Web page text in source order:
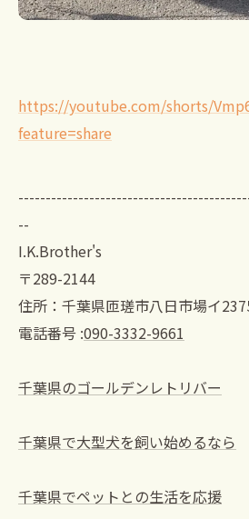
https://youtube.com/shorts/
feature=share
--
I.K.Brother's
〒289-2144
住所：千葉県匝瑳市八日市場イ
電話番号 :090-3332-9661
千葉県のゴールデンレトリバー
千葉県で大型犬を飼い始めるなら
千葉県でペットとの生活を応援